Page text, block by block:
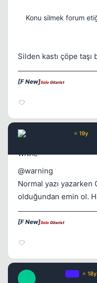
Konu silmek forum
Silden kastı çöpe taşı
[F New]Solo Gitarist
⭐ 19y
@warning
Normal yazı yazarken
olduğundan emin ol.
[F New]Solo Gitarist
⭐ 18y